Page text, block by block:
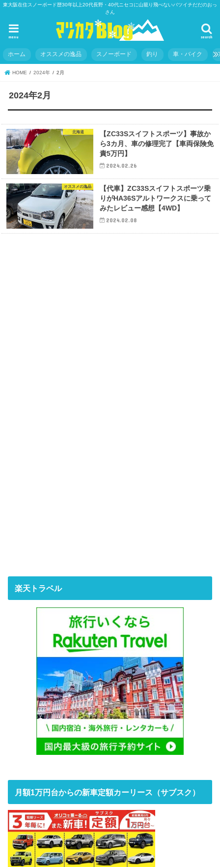
東大阪在住スノーボード歴30年以上20代長野・40代ニセコに山籠り飛べないバツイチだだのおっ
さん
search
menu
ホーム オススメの逸品 スノーボード 釣り 車・バイク
HOME 2024年 2月
2024年2月
北海道
【ZC33Sスイフトスポーツ】事故か
ら3カ月、車の修理完了【車両保険免
責5万円】
2024.02.26
オススメの逸品
【代車】ZC33Sスイフトスポーツ乗
りがHA36Sアルトワークスに乗って
みたレビュー感想【4WD】
2024.02.08
楽天トラベル
月額1万円台からの新車定額カーリース（サブスク）